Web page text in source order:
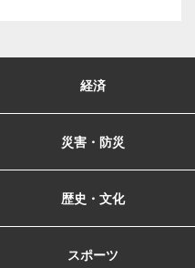
経済
災害・防災
歴史・文化
スポーツ